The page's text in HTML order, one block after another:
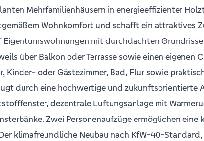
Mehrfamilienhäusern in energieeffizienter
Wohnkomfort und schafft ein attraktives
mit durchdachten
über Balkon oder Terrasse sowie einen eigenen
Kinder- oder Gästezimmer, Bad, Flur sowie
durch eine hochwertige und zukunftsorientierte
dezentrale Lüftungsanlage mit
Zwei Personenaufzüge ermöglichen eine
klimafreundliche Neubau nach KfW-40-Standard,